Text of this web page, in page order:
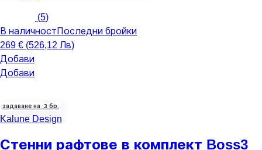
(5)
В наличност Последни бройки
269 € (526,12 Лв)
Добави
Добави
задаване на 3 бр.
Kalune Design
Стенни рафтове в комплект Boss3